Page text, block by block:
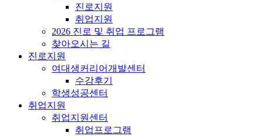
진로지원
취업지원
2026 진로 및 취업 프로그램
찾아오시는 길
진로지원
여대생커리어개발센터
수강후기
학생성공센터
취업지원
취업지원센터
취업프로그램